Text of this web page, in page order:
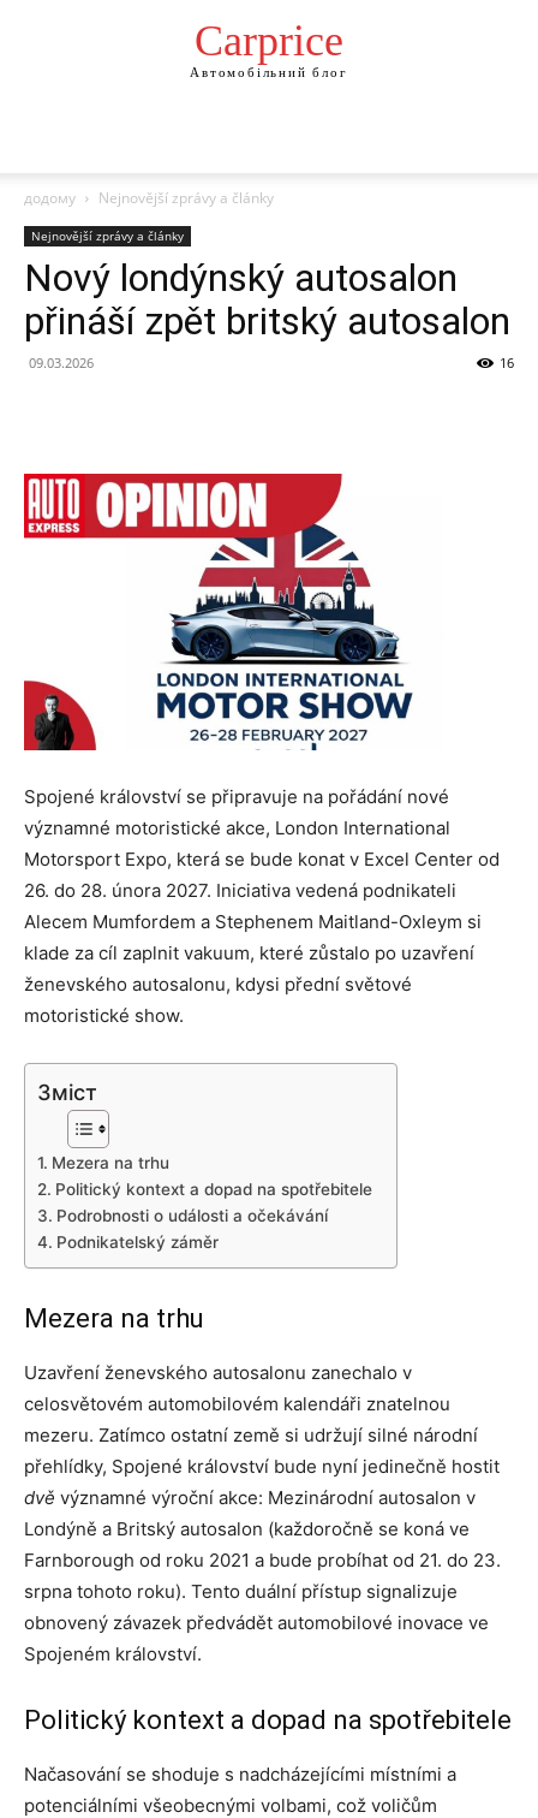
Сarprice
Автомобільний блог
додому Nejnovější zprávy a články
Nejnovější zprávy a články
Nový londýnský autosalon
přináší zpět britský autosalon
09.03.2026 16
Spojené království se připravuje na pořádání nové
významné motoristické akce, London International
Motorsport Expo, která se bude konat v Excel Center od
26. do 28. února 2027. Iniciativa vedená podnikateli
Alecem Mumfordem a Stephenem Maitland-Oxleym si
klade za cíl zaplnit vakuum, které zůstalo po uzavření
ženevského autosalonu, kdysi přední světové
motoristické show.
Зміст
Mezera na trhu
Politický kontext a dopad na spotřebitele
Podrobnosti o události a očekávání
Podnikatelský záměr
Mezera na trhu
Uzavření ženevského autosalonu zanechalo v
celosvětovém automobilovém kalendáři znatelnou
mezeru. Zatímco ostatní země si udržují silné národní
přehlídky, Spojené království bude nyní jedinečně hostit
dvě významné výroční akce: Mezinárodní autosalon v
Londýně a Britský autosalon (každoročně se koná ve
Farnborough od roku 2021 a bude probíhat od 21. do 23.
srpna tohoto roku). Tento duální přístup signalizuje
obnovený závazek předvádět automobilové inovace ve
Spojeném království.
Politický kontext a dopad na spotřebitele
Načasování se shoduje s nadcházejícími místními a
potenciálními všeobecnými volbami, což voličům